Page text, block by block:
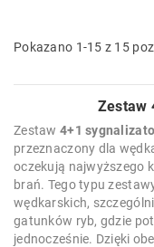
Pokazano 1-15 z 15
Zestaw
Zestaw 4+1
przeznaczony dla
oczekują najwyższego
brań. Tego typu
wędkarskich,
gatunków ryb, gdzie
jednocześnie. Dzięki